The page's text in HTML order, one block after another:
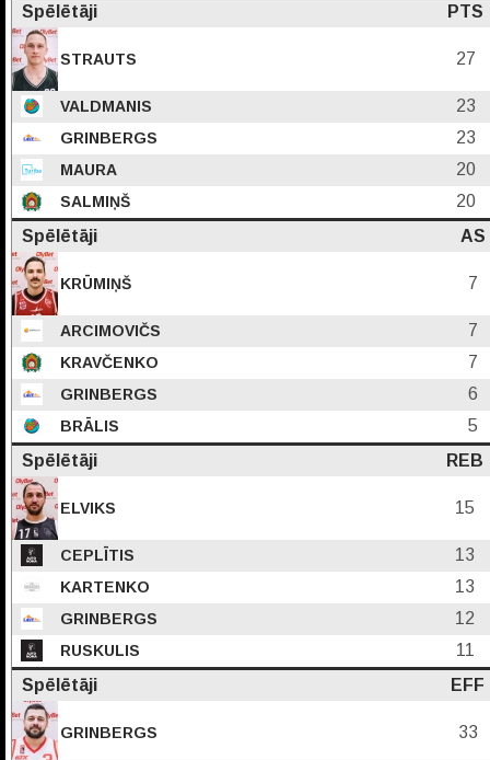
Spēlētāji
PTS
STRAUTS 27
VALDMANIS 23
GRINBERGS 23
MAURA 20
SALMIŅŠ
20
Spēlētāji
AS
KRŪMIŅŠ 7
ARCIMOVIČS 7
KRAVČENKO 7
GRINBERGS 6
BRĀLIS
5
Spēlētāji
REB
ELVIKS 15
CEPLĪTIS 13
KARTENKO 13
GRINBERGS 12
RUSKULIS
11
Spēlētāji
EFF
GRINBERGS 33